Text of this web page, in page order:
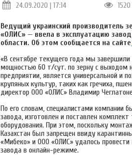
24.09.2020 | 17:14 1520
Ведущий украинский производитель
«ОЛИС» — ввела в эксплуатацию
области. Об этом сообщается на сайте
«В сентябре текущего года мы
мощностью 60 т/сут. по зерну с выходом
предприятии, является универсальной и
крупяных культур, таких как гречиха,
директор ООО «ОЛИС» Владимир
По его словам, специалистами компании
завода, изготовлен и поставлен комплект
оборудования. При этом, поскольку
Казахстан был запрещен ввиду
«Мибеко» и ООО «ОЛИС» удалось
завода в онлайн-режиме.